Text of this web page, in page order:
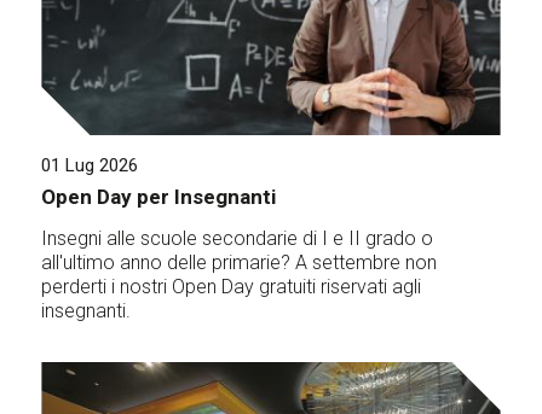
01 Lug 2026
Open Day per Insegnanti
Insegni alle scuole secondarie di I e II grado o
all'ultimo anno delle primarie? A settembre non
perderti i nostri Open Day gratuiti riservati agli
insegnanti.